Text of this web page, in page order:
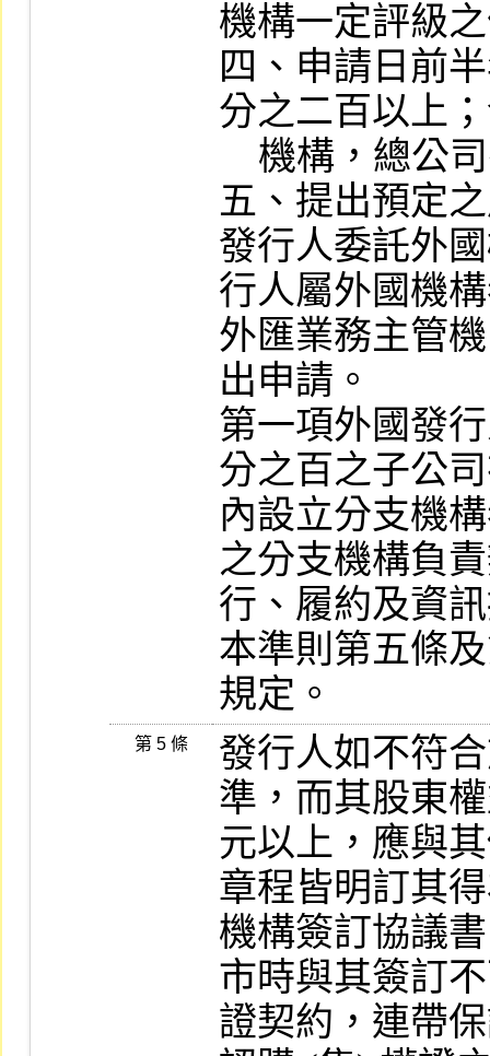
機構一定評級
四、申請日前
分之二百以上
五、提出預定
發行人委託外
行人屬外國機
外匯業務主管
出申請。
第一項外國發
分之百之子公
內設立分支機
之分支機構負
行、履約及資
本準則第五條
規定。
第 5 條
發行人如不符
準，而其股東
元以上，應與
章程皆明訂其
機構簽訂協議
市時與其簽訂
證契約，連帶